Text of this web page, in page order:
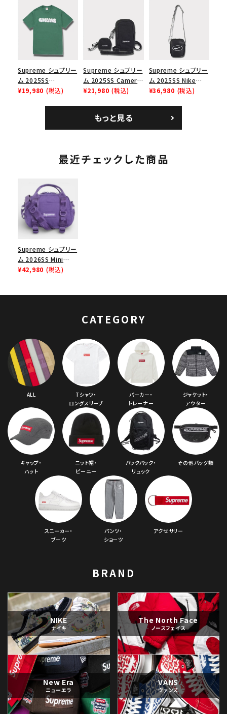
リーム ナイキエアフォ
ース１スニーカー シ
ューズ ホワイト
スロゴTシャツ ホワ
ク ブラック 黒
Supreme シュプリー
ム 2025SS
Homerun Tee ホー
¥19,980 (税込)
Supreme シュプリー
ム 2025SS Camera
Bag + Mini Pouch
¥21,980 (税込)
Supreme シュプリー
ム 2025SS Nike
Leather Shoulder
¥36,980 (税込)
もっと見る
最近チェックした商品
Supreme シュプリー
ム 2026SS Mini
Duffle Bag ミニダッ
¥42,980 (税込)
CATEGORY
ALL
Tシャツ・
ロングスリーブ
パーカー・
トレーナー
ジャケット・
アウター
キャップ・
ハット
ニット帽・
ビーニー
バックパック・
リュック
その他バッグ類
スニーカー・
ブーツ
パンツ・
ショーツ
アクセサリー
BRAND
NIKE
ナイキ
The North Face
ノースフェイス
New Era
ニューエラ
VANS
ヴァンズ